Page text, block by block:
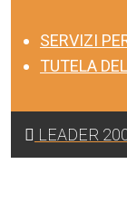
SERVIZI
TUTELA
LEADER